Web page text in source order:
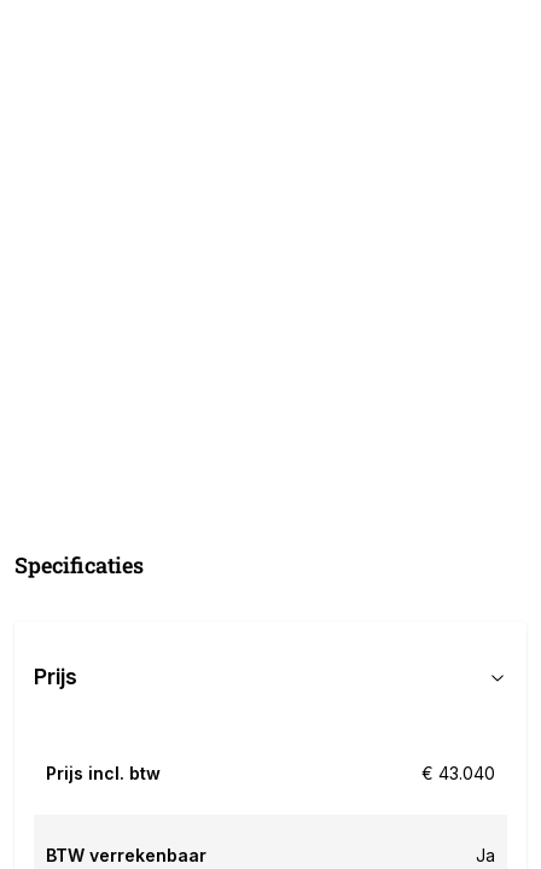
Specificaties
Prijs
Prijs incl. btw € 43.040
BTW verrekenbaar Ja